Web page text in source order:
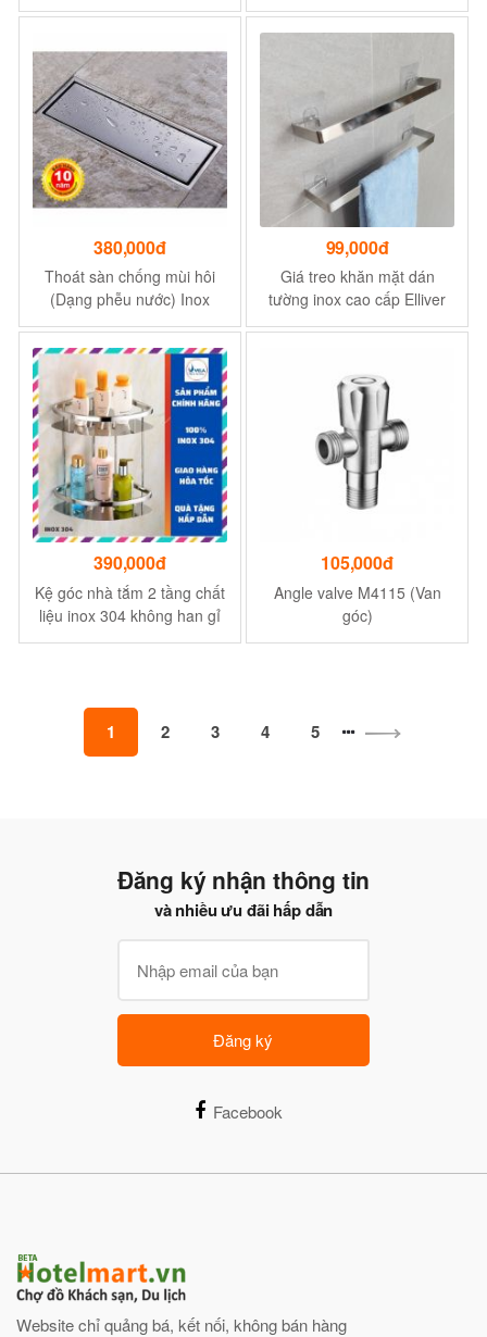
65 x 14cm ( Ngang x Cao x
Chống Gỉ Sét, Ngả Màu
380,000đ
Thoát sàn chống mùi hôi
(Dạng phễu nước) Inox
sus304 (Xịn Đẹp) (Kiểu dài
30x11cm) cho Biệt thự,
Khách sạn, Resort, v.v
99,000đ
Giá treo khăn mặt dán
tường inox cao cấp Elliver
đồ gia dụng phòng tắm thiết
390,000đ
Kệ góc nhà tắm 2 tầng chất
liệu inox 304 không han gỉ
để đồ dùng phòng tắm nhà
105,000đ
Angle valve M4115 (Van
góc)
1 2 3 4 5
Đăng ký nhận thông tin
và nhiều ưu đãi hấp dẫn
Đăng ký
Facebook
Website chỉ quảng bá, kết nối, không bán hàng